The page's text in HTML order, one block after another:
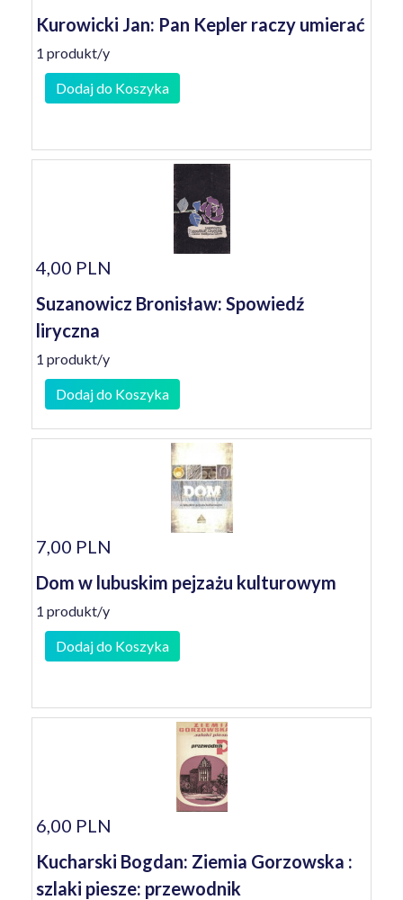
Kurowicki Jan: Pan Kepler raczy umierać
1 produkt/y
Dodaj do Koszyka
4,00 PLN
Suzanowicz Bronisław: Spowiedź
liryczna
1 produkt/y
Dodaj do Koszyka
7,00 PLN
Dom w lubuskim pejzażu kulturowym
1 produkt/y
Dodaj do Koszyka
6,00 PLN
Kucharski Bogdan: Ziemia Gorzowska :
szlaki piesze: przewodnik